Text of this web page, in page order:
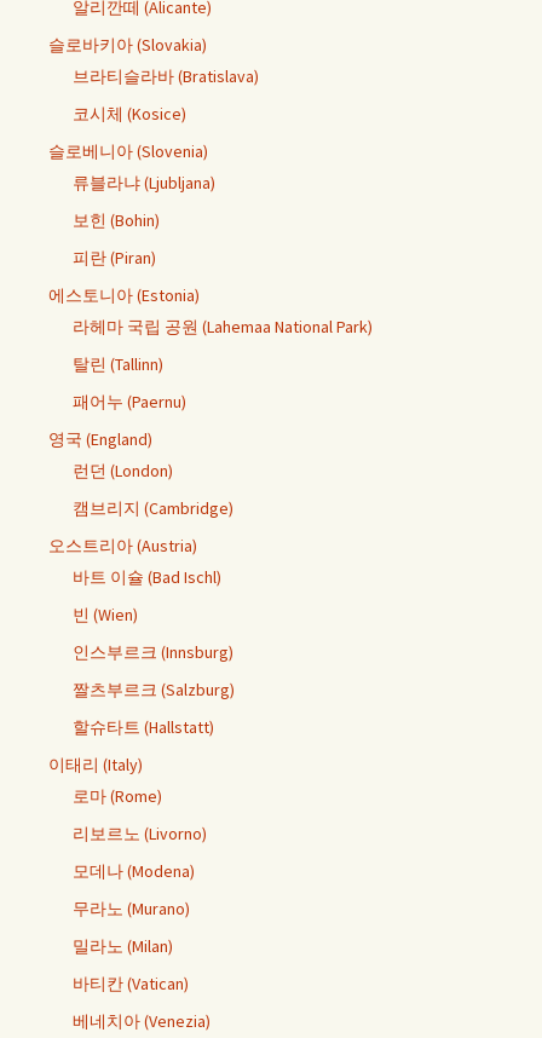
알리깐떼 (Alicante)
슬로바키아 (Slovakia)
브라티슬라바 (Bratislava)
코시체 (Kosice)
슬로베니아 (Slovenia)
류블라냐 (Ljubljana)
보힌 (Bohin)
피란 (Piran)
에스토니아 (Estonia)
라헤마 국립 공원 (Lahemaa National Park)
탈린 (Tallinn)
패어누 (Paernu)
영국 (England)
런던 (London)
캠브리지 (Cambridge)
오스트리아 (Austria)
바트 이슐 (Bad Ischl)
빈 (Wien)
인스부르크 (Innsburg)
짤츠부르크 (Salzburg)
할슈타트 (Hallstatt)
이태리 (Italy)
로마 (Rome)
리보르노 (Livorno)
모데나 (Modena)
무라노 (Murano)
밀라노 (Milan)
바티칸 (Vatican)
베네치아 (Venezia)